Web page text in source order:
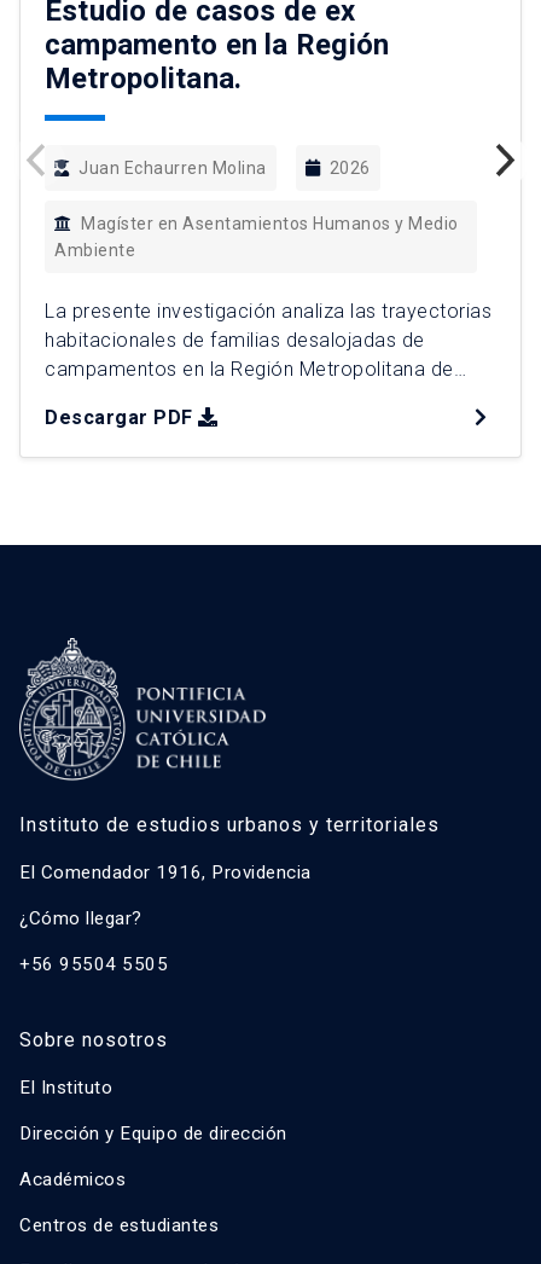
Estudio de casos de ex
campamento en la Región
Metropolitana.
Juan Echaurren Molina 2026
Magíster en Asentamientos Humanos y Medio
Ambiente
La presente investigación analiza las trayectorias
habitacionales de familias desalojadas de
campamentos en la Región Metropolitana de
desalojos y del cambio de criterio adoptado por
la Corte Suprema desde 2022. Mediante un
entrevistas […]
Descargar PDF
Instituto de estudios urbanos y territoriales
El Comendador 1916, Providencia
¿Cómo llegar?
+56 95504 5505
Sobre nosotros
El Instituto
Dirección y Equipo de dirección
Académicos
Centros de estudiantes